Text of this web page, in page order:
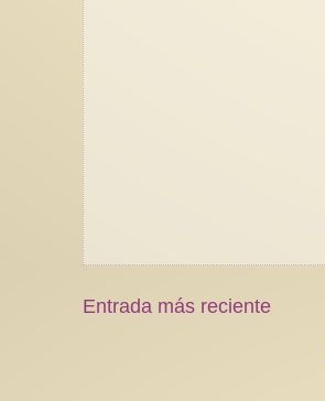
Entrada más reciente